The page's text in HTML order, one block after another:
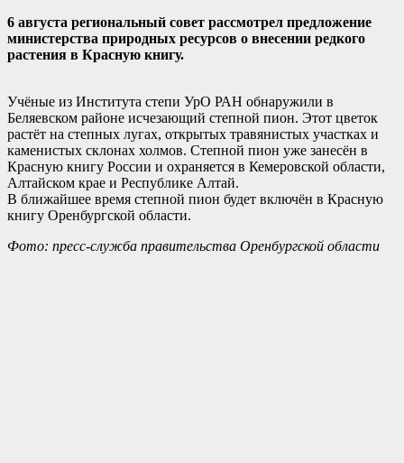
6 августа региональный совет рассмотрел предложение
министерства природных ресурсов о внесении редкого
растения в Красную книгу.
Учёные из Института степи УрО РАН обнаружили в
Беляевском районе исчезающий степной пион. Этот цветок
растёт на степных лугах, открытых травянистых участках и
каменистых склонах холмов. Степной пион уже занесён в
Красную книгу России и охраняется в Кемеровской области,
Алтайском крае и Республике Алтай.
В ближайшее время степной пион будет включён в Красную
книгу Оренбургской области.
Фото: пресс-служба правительства Оренбургской области